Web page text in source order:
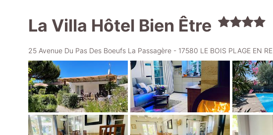
La Villa Hôtel Bien Être
25 Avenue Du Pas Des Boeufs La Passagère - 17580 LE BOIS PLAGE EN RE